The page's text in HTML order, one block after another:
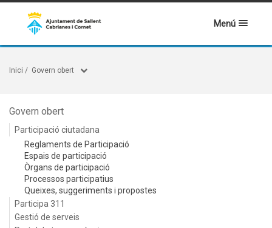
Menú
Inici / Govern obert
Govern obert
Participació ciutadana
Reglaments de Participació
Espais de participació
Òrgans de participació
Processos participatius
Queixes, suggeriments i propostes
Participa 311
Gestió de serveis